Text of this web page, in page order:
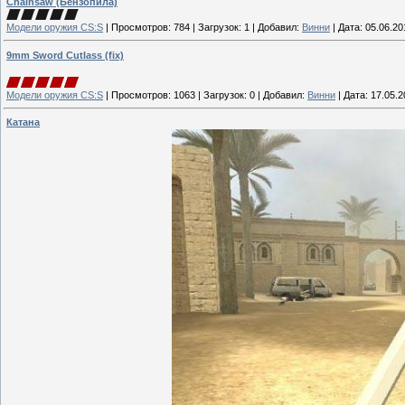
Модели оружия CS:S | Просмотров: 784 | Загрузок: 1 | Добавил: Винни | Дата:
9mm Sword Cutlass (fix)
Модели оружия CS:S | Просмотров: 1063 | Загрузок: 0 | Добавил: Винни | Дата:
Катана